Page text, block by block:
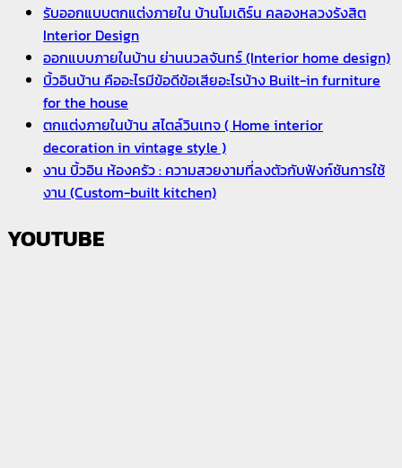
รับออกแบบตกแต่งภายใน บ้านโมเดิร์น คลองหลวงรังสิต
Interior Design
ออกแบบภายในบ้าน ย่านนวลจันทร์ (Interior home design)
บิ้วอินบ้าน คืออะไรมีข้อดีข้อเสียอะไรบ้าง Built-in furniture
for the house
ตกแต่งภายในบ้าน สไตล์วินเทจ ( Home interior
decoration in vintage style )
งาน บิ้วอิน ห้องครัว : ความสวยงามที่ลงตัวกับฟังก์ชันการใช้
งาน (Custom-built kitchen)
YOUTUBE